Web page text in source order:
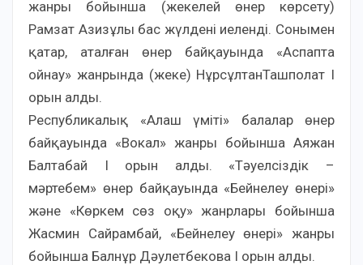
жанры бойынша (жекелей өнер көрсету)
Рамзат Азизұлы бас жүлдені иеленді. Сонымен
қатар, аталған өнер байқауында «Аспапта
ойнау» жанрында (жеке) НұрсұлтанТашполат I
орын алды.
Республикалық «Алаш үміті» балалар өнер
байқауында «Вокал» жанры бойынша Аяжан
Балтабай I орын алды. «Тәуелсіздік –
мәртебем» өнер байқауында «Бейнелеу өнері»
және «Көркем сөз оқу» жанрлары бойынша
Жасмин Сайрамбай, «Бейнелеу өнері» жанры
бойынша Балнұр Дәулетбекова I орын алды.